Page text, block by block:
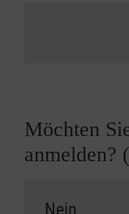
Möchten
anmelden?